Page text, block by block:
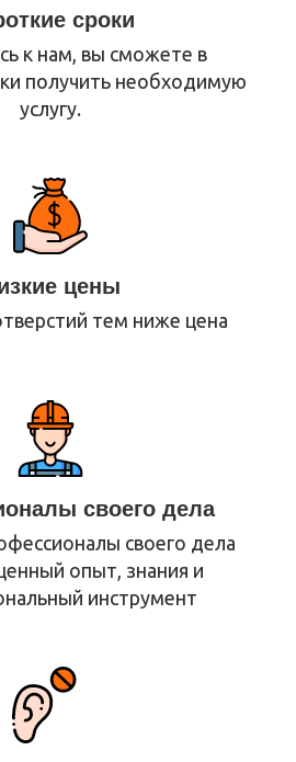
сроки
к нам, вы сможете в
получить необходимую
услугу.
цены
тем ниже цена
своего дела
своего дела
опыт, знания и
инструмент